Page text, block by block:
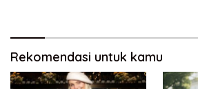
Rekomendasi untuk kamu